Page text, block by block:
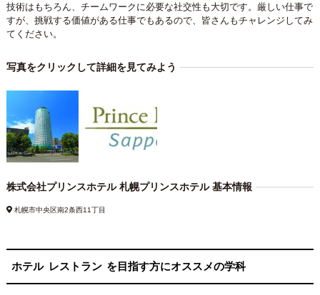
技術はもちろん、チームワークに必要な社交性も大切です。厳しい仕事で
すが、挑戦する価値がある仕事でもあるので、皆さんもチャレンジしてみ
てください。
写真をクリックして詳細を見てみよう
株式会社プリンスホテル 札幌プリンスホテル 基本情報
札幌市中央区南2条西11丁目
ホテル レストラン を目指す方にオススメの学科